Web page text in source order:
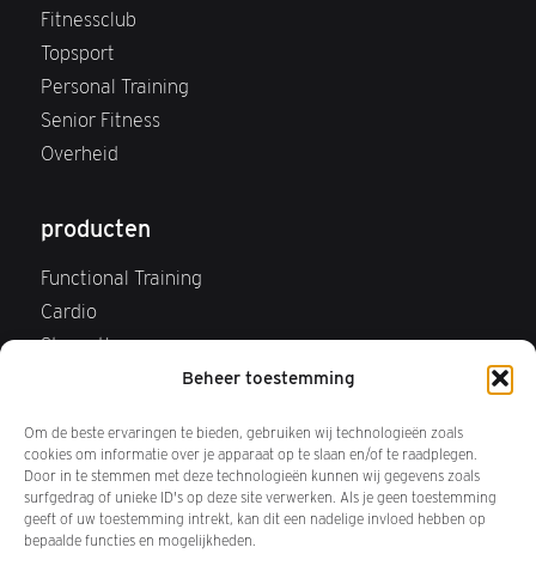
Beheer toestemming
Om de beste ervaringen te bieden, gebruiken wij technologieën zoals
cookies om informatie over je apparaat op te slaan en/of te raadplegen.
Door in te stemmen met deze technologieën kunnen wij gegevens zoals
surfgedrag of unieke ID's op deze site verwerken. Als je geen toestemming
geeft of uw toestemming intrekt, kan dit een nadelige invloed hebben op
bepaalde functies en mogelijkheden.
Fitnessclub
Topsport
Personal Training
Senior Fitness
Overheid
producten
Functional Training
Cardio
Strength
Retourneren
over ons